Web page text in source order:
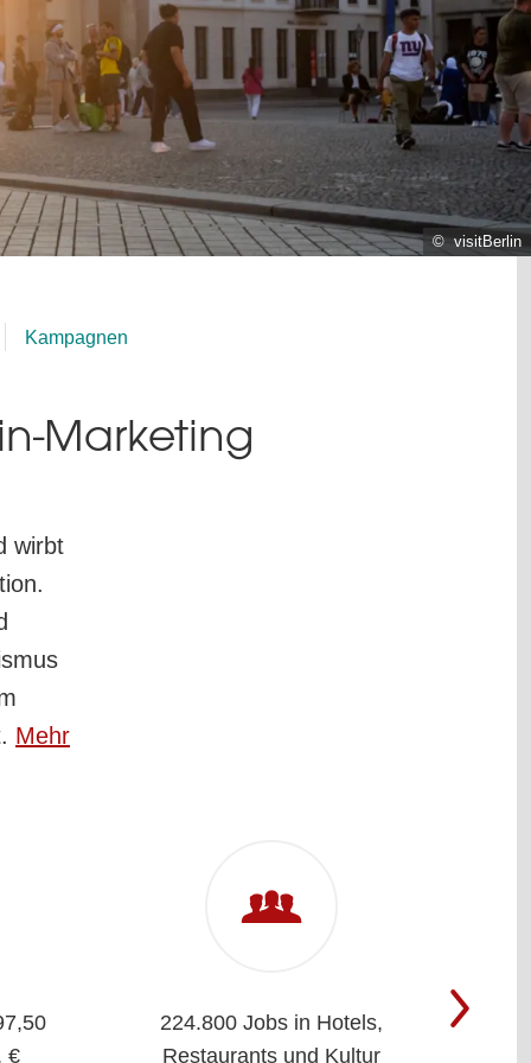
© visitBerlin
Kampagnen
Marketing
wirbt
Mehr
€
224.800 Jobs in Hotels,
Restaurants und Kultur